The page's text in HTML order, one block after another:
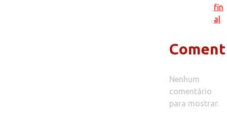
fin
al
Nenhum
comentário
para mostrar.